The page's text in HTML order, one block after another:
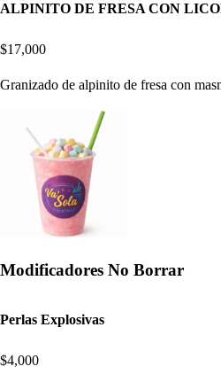
ALPINITO DE FRESA CON
$17,000
Granizado de alpinito de fresa con
Modificadores No Borrar
Perlas Explosivas
$4,000